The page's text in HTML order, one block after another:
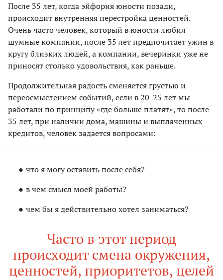
После 35 лет, когда эйфория юности позади,
происходит внутренняя перестройка ценностей.
Очень часто человек, который в юности любил
шумные компании, после 35 лет предпочитает ужин в
кругу близких людей, а компании, вечеринки уже не
приносят столько удовольствия, как раньше.
Продолжительная радость сменяется грустью и
переосмыслением событий, если в 20-25 лет мы
работали по принципу «где больше платят», то после
35 лет, при наличии дома, машины и выплаченных
кредитов, человек задается вопросами:
что я могу оставить после себя?
в чем смысл моей работы?
чем бы я действительно хотел заниматься?
Часто в этот период
происходит смена окружения,
ценностей, приоритетов, целей